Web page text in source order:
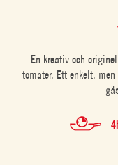
En kreativ och
tomater. Ett enkelt,